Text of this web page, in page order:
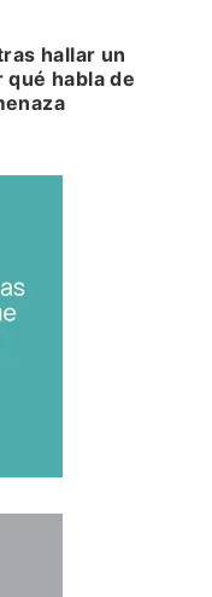
hallar un
habla de